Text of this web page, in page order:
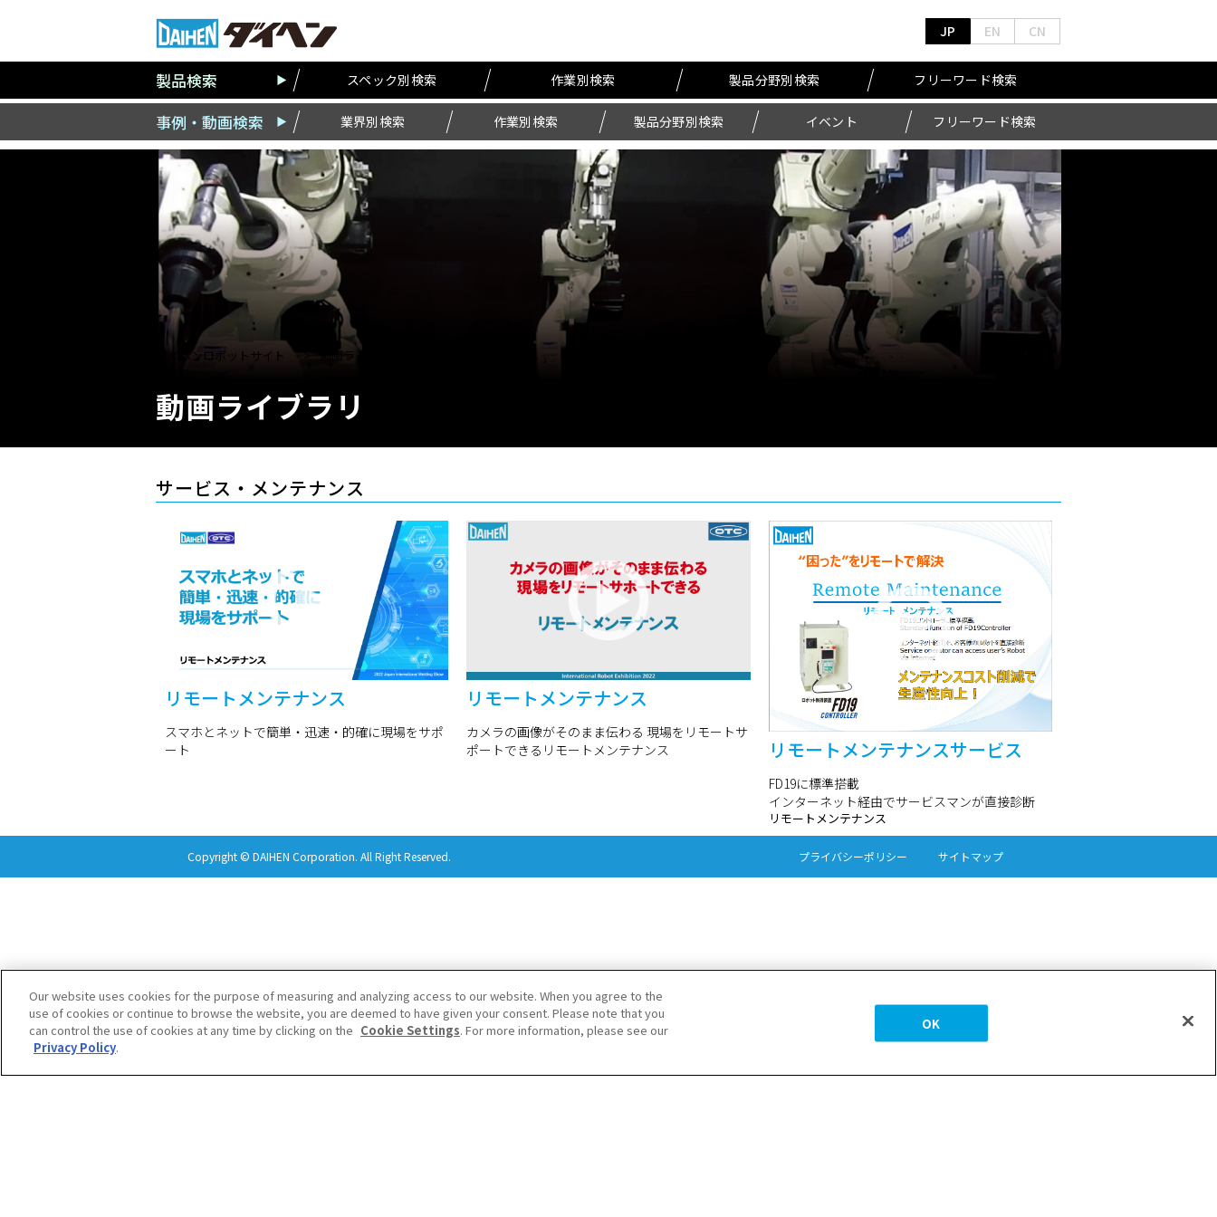
JP EN CN
製品検索 スペック別検索 作業別検索 製品分野別検索 フリーワード検索
事例・動画検索 業界別検索 作業別検索 製品分野別検索 イベント フリーワード検索
ダイヘンロボットサイト 動画ライブラリ
動画ライブラリ
サービス・メンテナンス
リモートメンテナンス
スマホとネットで簡単・迅速・的確に現場をサポ
ート
リモートメンテナンス
カメラの画像がそのまま伝わる 現場をリモートサ
ポートできるリモートメンテナンス
リモートメンテナンスサービス
FD19に標準搭載
インターネット経由でサービスマンが直接診断
リモートメンテナンス
サイトマップ
プライバシーポリシー
Copyright © DAIHEN Corporation. All Right Reserved.
Our website uses cookies for the purpose of measuring and analyzing access to our website. When you agree to the
use of cookies or continue to browse the website, you are deemed to have given your consent. Please note that you
can control the use of cookies at any time by clicking on the Cookie Settings. For more information, please see our
Privacy Policy.
OK